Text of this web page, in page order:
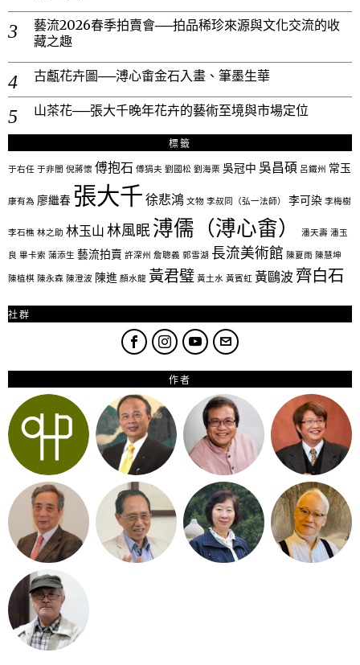
藝流2026春季拍賣會──拍品稀珍來源與文化交流的收
藏之趣
古甗花卉圖──溥心畬金石入畫、筆墨生華
山茶花──張大千晚年花卉的藝術至境與市場定位
標籤
于右任于非闇 倪蔣懷 傅抱石 傅狷夫 劉國松 劉海栗 吳冠中 吳昌碩 呂鐵州 常玉
康有為 廖繼春 張大千徐悲鴻文物 李叔同（弘一法師） 李可染李梅樹
李石樵林之助 林玉山林風眠溥儒（溥心畬） 潘天壽潘玉
良 畢卡索 蒲添生 藝流拍賣 許深州 詹聰義 郭雪湖 長流美術館 陳夏雨 陳慧坤
陳植棋陳永森 陳澄波 陳進 顏水龍 黃君璧黃土水 黃賓虹 黃鷗波 齊白石
社群
作者